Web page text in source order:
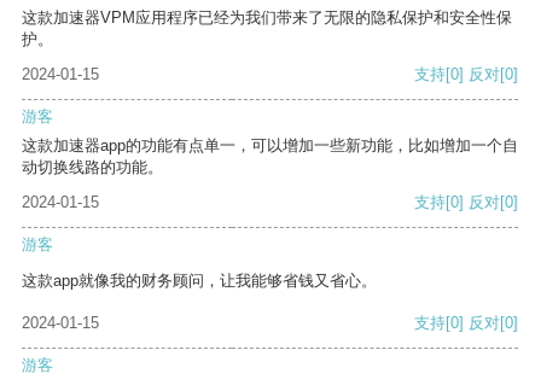
这款加速器VPM应用程序已经为我们带来了无限的隐私保护和安全性保
护。
2024-01-15
支持[0] 反对[0]
游客
这款加速器app的功能有点单一，可以增加一些新功能，比如增加一个自
动切换线路的功能。
2024-01-15
支持[0] 反对[0]
游客
这款app就像我的财务顾问，让我能够省钱又省心。
2024-01-15 支持[0] 反对[0]
游客